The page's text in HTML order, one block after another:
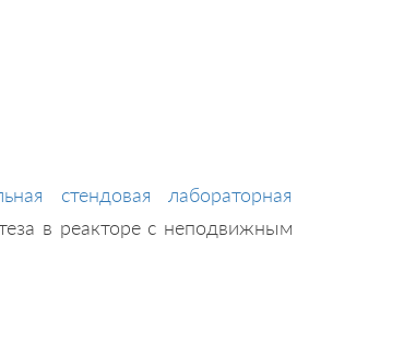
стендовая лабораторная
в реакторе с неподвижным